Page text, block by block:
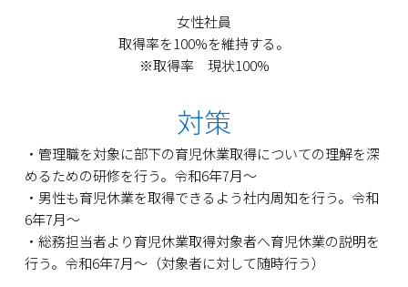
女性社員
取得率を100%を維持する。
※取得率 現状100%
対策
・管理職を対象に部下の育児休業取得についての理解を深
めるための研修を行う。令和6年7月〜
・男性も育児休業を取得できるよう社内周知を行う。令和
6年7月～
・総務担当者より育児休業取得対象者へ育児休業の説明を
行う。令和6年7月～（対象者に対して随時行う）